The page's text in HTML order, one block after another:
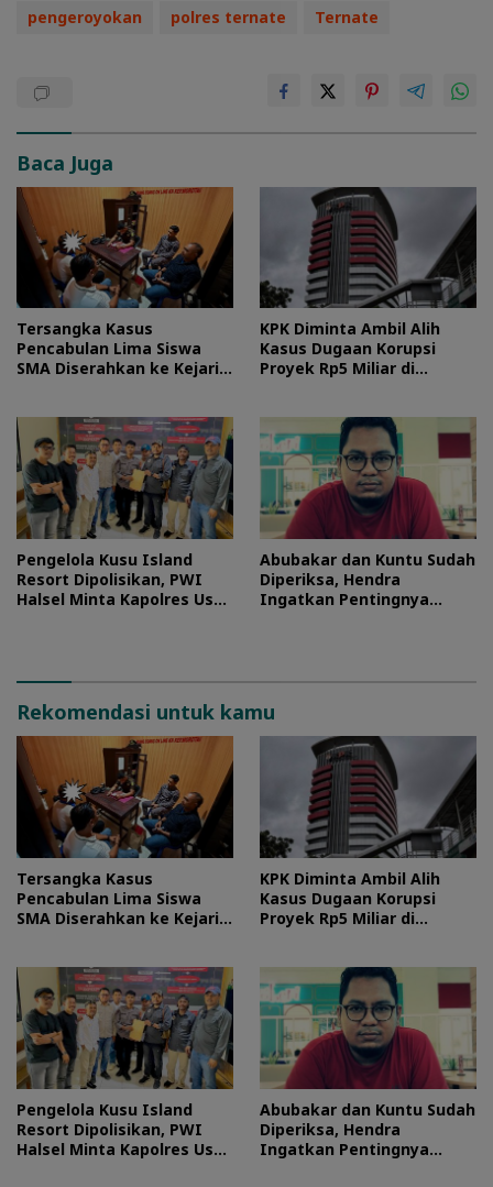
pengeroyokan
polres ternate Ternate
Baca Juga
Tersangka Kasus
Pencabulan Lima Siswa
SMA Diserahkan ke Kejari
KPK Diminta Ambil Alih
Kasus Dugaan Korupsi
Proyek Rp5 Miliar di
Pengelola Kusu Island
Resort Dipolisikan, PWI
Halsel Minta Kapolres Usut
Abubakar dan Kuntu Sudah
Diperiksa, Hendra
Ingatkan Pentingnya
Rekomendasi untuk kamu
Tersangka Kasus
Pencabulan Lima Siswa
SMA Diserahkan ke Kejari
KPK Diminta Ambil Alih
Kasus Dugaan Korupsi
Proyek Rp5 Miliar di
Pengelola Kusu Island
Resort Dipolisikan, PWI
Halsel Minta Kapolres Usut
Abubakar dan Kuntu Sudah
Diperiksa, Hendra
Ingatkan Pentingnya